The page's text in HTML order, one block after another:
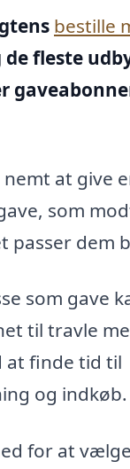
bestille
de fleste
at give
som
passer dem
som gave
til travle
finde tid til
og indkøb.
for at